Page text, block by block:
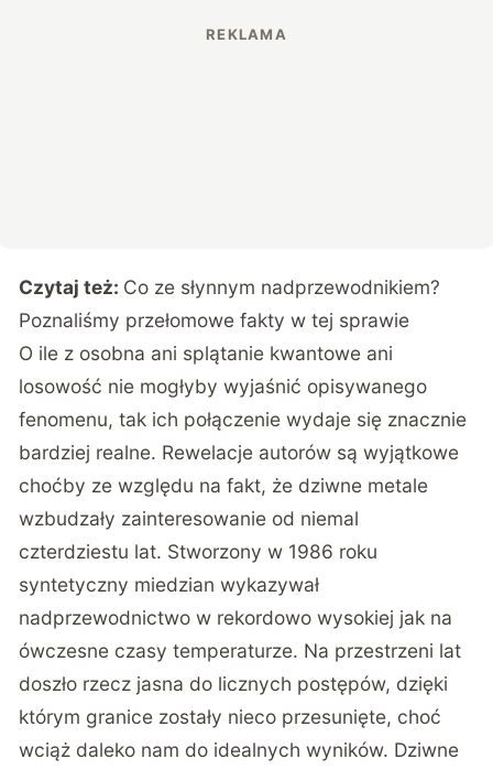
Czytaj też: Co ze słynnym nadprzewodnikiem?
Poznaliśmy przełomowe fakty w tej sprawie
O ile z osobna ani splątanie kwantowe ani
losowość nie mogłyby wyjaśnić opisywanego
fenomenu, tak ich połączenie wydaje się znacznie
bardziej realne. Rewelacje autorów są wyjątkowe
choćby ze względu na fakt, że dziwne metale
wzbudzały zainteresowanie od niemal
czterdziestu lat. Stworzony w 1986 roku
syntetyczny miedzian wykazywał
nadprzewodnictwo w rekordowo wysokiej jak na
ówczesne czasy temperaturze. Na przestrzeni lat
doszło rzecz jasna do licznych postępów, dzięki
którym granice zostały nieco przesunięte, choć
wciąż daleko nam do idealnych wyników. Dziwne